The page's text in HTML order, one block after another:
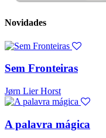
Novidades
Sem Fronteiras
Jørn Lier Horst
A palavra mágica